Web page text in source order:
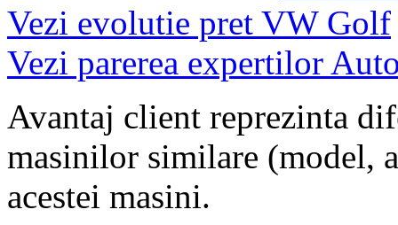
Vezi evolutie pret VW Golf
Vezi parerea expertilor
Avantaj client reprezinta
masinilor similare (model,
acestei masini.